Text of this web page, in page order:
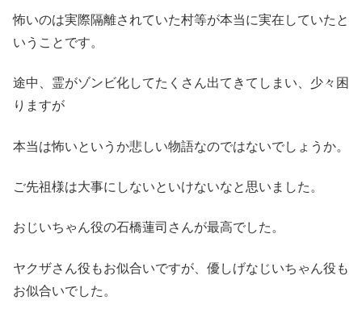
怖いのは実際隔離されていた村等が本当に実在していたと
いうことです。
途中、霊がゾンビ化してたくさん出てきてしまい、少々困
りますが
本当は怖いというか悲しい物語なのではないでしょうか。
ご先祖様は大事にしないといけないなと思いました。
おじいちゃん役の石橋蓮司さんが最高でした。
ヤクザさん役もお似合いですが、優しげなじいちゃん役も
お似合いでした。